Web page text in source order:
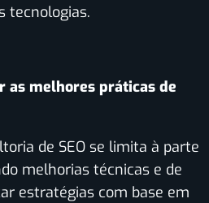
tecnologias.
as melhores práticas de
de SEO se limita à parte
melhorias técnicas e de
estratégias com base em